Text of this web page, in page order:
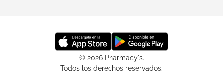
© 2026 Pharmacy's.
Todos los derechos reservados.